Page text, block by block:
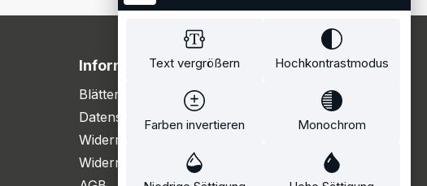
Information
Blätterkatalog
Datenschutzerklärung
Widerrufsbelehrung
Widerrufsformular
Text vergrößern Hochkontrastmodus
Farben invertieren Monochrom